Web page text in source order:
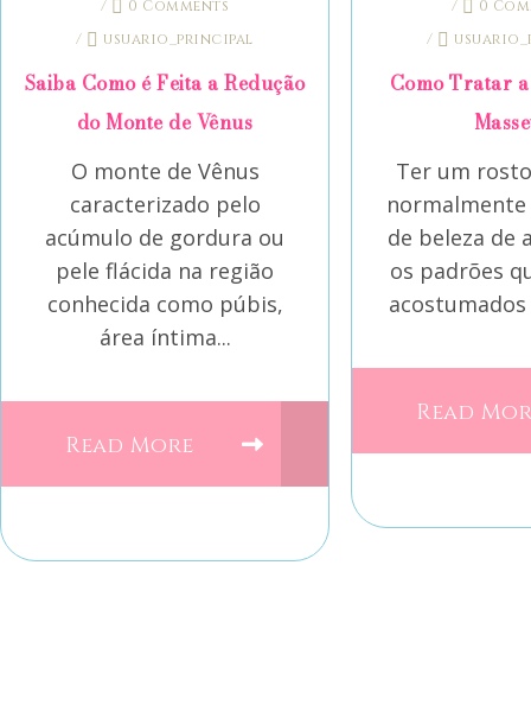
/
0 Comments
/
usuario_principal
Saiba Como é Feita a Redução
do Monte de Vênus
O monte de Vênus
caracterizado pelo
acúmulo de gordura ou
pele flácida na região
conhecida como púbis,
área íntima...
Read More
/
0
/
Como Tratar
Ter um
de beleza de
os padrões
acostumados
Read